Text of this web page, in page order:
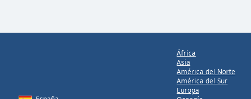
África
Asia
América del Norte
América del Sur
Europa